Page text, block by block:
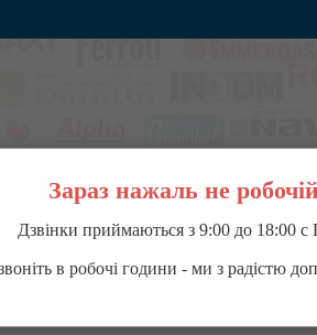
Зараз нажаль не
Дзвінки приймаються з 9:00 до 18:00
в робочі години - ми з радістю